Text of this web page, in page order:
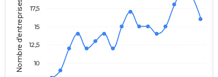
Nombre d'entreprises 10
12,5
15
17,5